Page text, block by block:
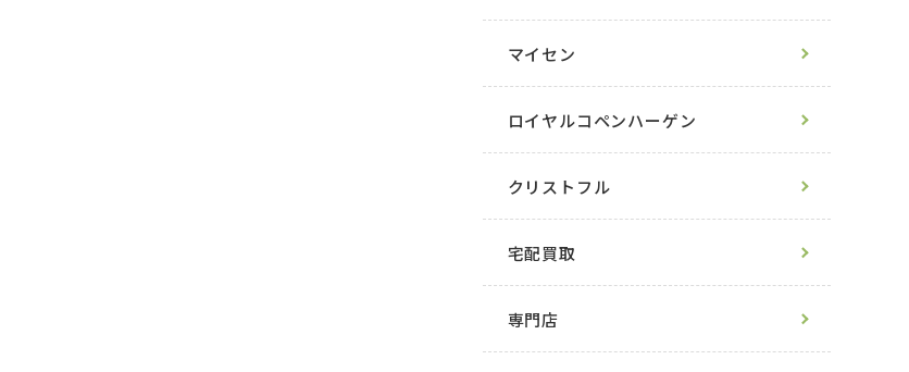
マイセン
ロイヤルコペンハーゲン
クリストフル
宅配買取
専門店